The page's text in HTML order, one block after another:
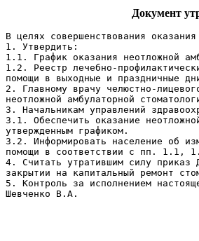
Документ
В целях совершенствования
1. Утвердить:
1.1. График оказания неотложной
1.2. Реестр лечебно-
помощи в выходные и праздничные
2. Главному врачу челюстно-
неотложной амбулаторной
3. Начальникам управлений
3.1. Обеспечить оказание
утвержденным графиком.
3.2. Информировать население об
помощи в соответствии с пп. 1.1,
4. Считать утратившим силу приказ
закрытии на капитальный ремонт
5. Контроль за исполнением
Шевченко В.А.